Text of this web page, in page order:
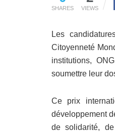
SHARES VIEWS
Les
Citoyenneté
institutions,
soumettre leur
Ce prix
développement
de solidarité,